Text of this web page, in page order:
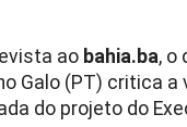
ao bahia.ba, o
Galo (PT) critica a
do projeto do